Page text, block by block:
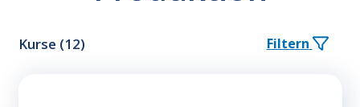
Kurse (12) Filtern